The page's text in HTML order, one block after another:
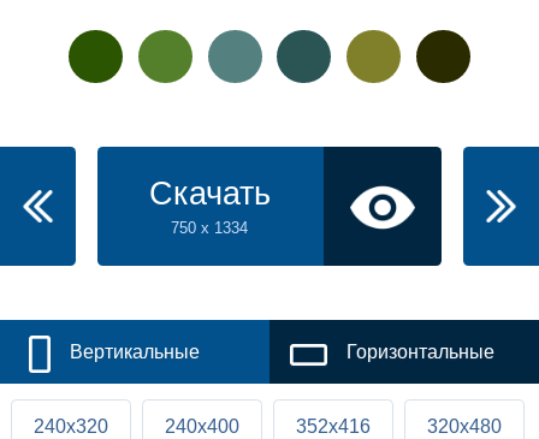
Скачать
750 x 1334
Вертикальные Горизонтальные
240x320 240x400 352x416 320x480